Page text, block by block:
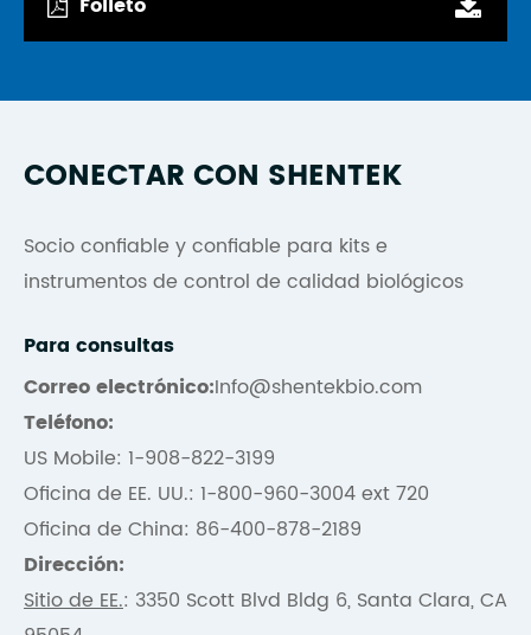
CONECTAR CON SHENTEK
Socio confiable y confiable para kits e
instrumentos de control de calidad biológicos
Para consultas
Correo electrónico:Info@shentekbio.com
Teléfono:
US Mobile: 1-908-822-3199
Oficina de EE. UU.: 1-800-960-3004 ext 720
Oficina de China: 86-400-878-2189
Dirección:
Sitio de EE.: 3350 Scott Blvd Bldg 6, Santa Clara, CA